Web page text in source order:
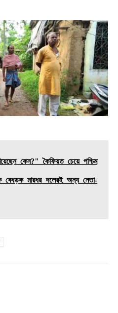
কেন?" কৈফিয়ত চেয়ে পশ্চিম
বেধড়ক মারধর দলেরই অন্য নেতা-